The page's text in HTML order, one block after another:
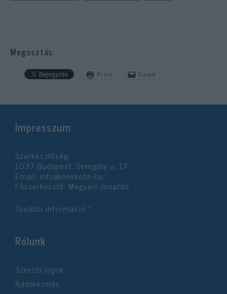
Megosztás:
Print Email
Impresszum
Szerkesztőség:
1037 Budapest, Seregély u. 17.
Email: info@neokohn.hu
Főszerkesztő: Megyeri Jonatán
További információ »
Rólunk
Szerzői jogok
Adatkezelés